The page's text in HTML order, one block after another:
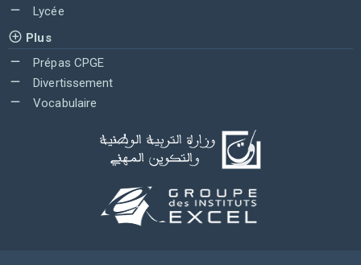
Lycée
Plus
Prépas CPGE
Divertissement
Vocabulaire